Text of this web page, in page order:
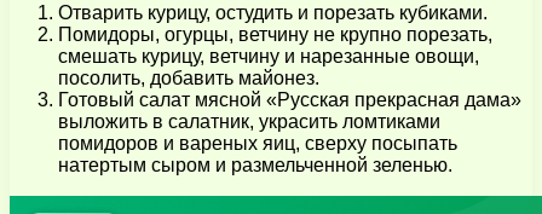
Отварить курицу, остудить и порезать кубиками.
Помидоры, огурцы, ветчину не крупно порезать,
смешать курицу, ветчину и нарезанные овощи,
посолить, добавить майонез.
Готовый салат мясной «Русская прекрасная дама»
выложить в салатник, украсить ломтиками
помидоров и вареных яиц, сверху посыпать
натертым сыром и размельченной зеленью.